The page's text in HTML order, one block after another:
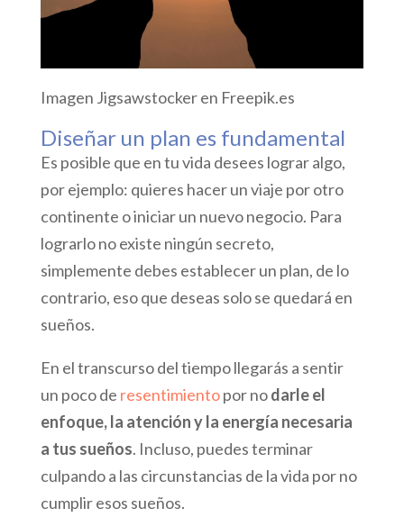
Imagen Jigsawstocker en Freepik.es
Diseñar un plan es fundamental
Es posible que en tu vida desees lograr algo,
por ejemplo: quieres hacer un viaje por otro
continente o iniciar un nuevo negocio. Para
lograrlo no existe ningún secreto,
simplemente debes establecer un plan, de lo
contrario, eso que deseas solo se quedará en
sueños.
En el transcurso del tiempo llegarás a sentir
un poco de resentimientopor nodarle el
enfoque, la atención y la energía necesaria
a tus sueños. Incluso, puedes terminar
culpando a las circunstancias de la vida por no
cumplir esos sueños.